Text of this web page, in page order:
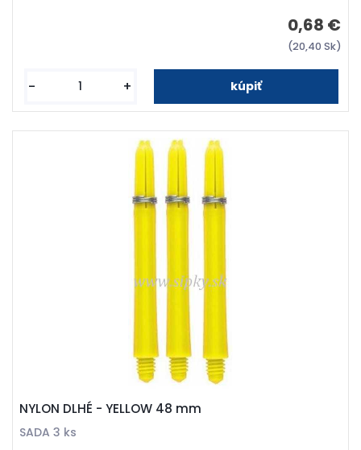
0,68 €
(20,40 Sk)
- +
NYLON DLHÉ - YELLOW 48 mm
SADA 3 ks